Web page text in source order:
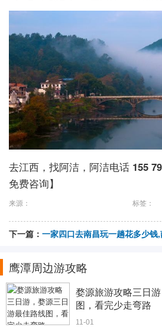
去江西，找阿洁，阿洁电话 155
免费咨询】
来源： 标签：
下一篇： 一家四口去南昌玩一趟花多少钱
鹰潭周边游攻略
婺源旅游攻略三日
图，看完少走弯路
11-01